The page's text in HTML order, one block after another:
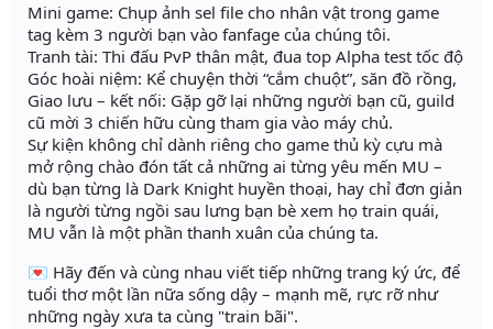
Mini game: Chụp ảnh sel file cho nhân vật trong game
tag kèm 3 người bạn vào fanfage của chúng tôi.
Tranh tài: Thi đấu PvP thân mật, đua top Alpha test tốc độ
Góc hoài niệm: Kể chuyện thời “cắm chuột”, săn đồ rồng,
Giao lưu – kết nối: Gặp gỡ lại những người bạn cũ, guild
cũ mời 3 chiến hữu cùng tham gia vào máy chủ.
Sự kiện không chỉ dành riêng cho game thủ kỳ cựu mà
mở rộng chào đón tất cả những ai từng yêu mến MU –
dù bạn từng là Dark Knight huyền thoại, hay chỉ đơn giản
là người từng ngồi sau lưng bạn bè xem họ train quái,
MU vẫn là một phần thanh xuân của chúng ta.
💌 Hãy đến và cùng nhau viết tiếp những trang ký ức, để
tuổi thơ một lần nữa sống dậy – mạnh mẽ, rực rỡ như
những ngày xưa ta cùng "train bãi".